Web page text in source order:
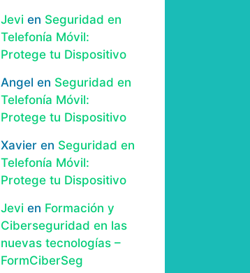
Jevi en Seguridad en
Telefonía Móvil:
Protege tu Dispositivo
Angel en Seguridad en
Telefonía Móvil:
Protege tu Dispositivo
Xavier en Seguridad en
Telefonía Móvil:
Protege tu Dispositivo
Jevi en Formación y
Ciberseguridad en las
nuevas tecnologías –
FormCiberSeg